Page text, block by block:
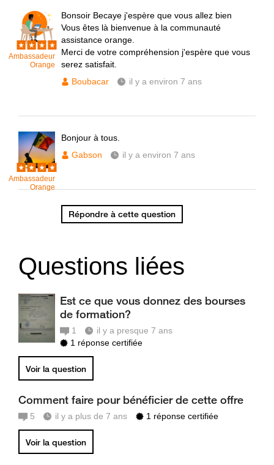
Ambassadeur
Orange
Bonsoir Becaye j'espère que vous allez bien
Vous êtes là bienvenue à la communauté
assistance orange.
Merci de votre compréhension j'espère que vous
serez satisfait.
Boubacar
il y a environ 7 ans
Ambassadeur
Orange
Bonjour à tous.
Gabson
il y a environ 7 ans
Répondre à cette question
Questions liées
Est ce que vous donnez des bourses
de formation?
1
il y a presque 7 ans
1 réponse certifiée
Voir la question
Comment faire pour bénéficier de cette offre
5 il y a plus de 7 ans 1 réponse certifiée
Voir la question